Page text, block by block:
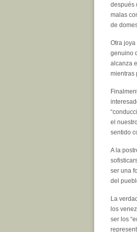
después
malas
de
Otra
genuino
alcanza
mientras
el
sentido
A la
ser una
del
La
los
ser los